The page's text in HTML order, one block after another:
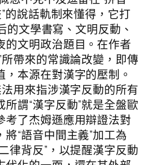
的說話軌制來懂得，它打
的文學書寫、文明反動、
的文明政治題目。在作者
所帶來的常識論改變，即傳
本源在對漢字的壓制。
法用來指涉漢字反動的所有
謂“漢字反動”就是全盤歐
考了杰姆遜應用辯證法對
“語音中間主義”加工為
律背反”，以提醒漢字反動